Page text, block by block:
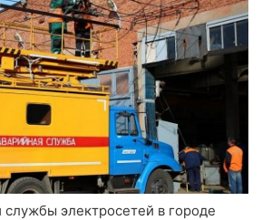
электросетей в городе